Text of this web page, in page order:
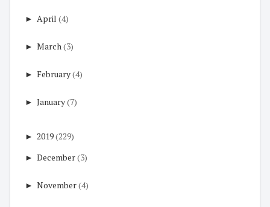
► April (4)
► March(3)
► February(4)
► January(7)
► 2019(229)
► December(3)
► November(4)